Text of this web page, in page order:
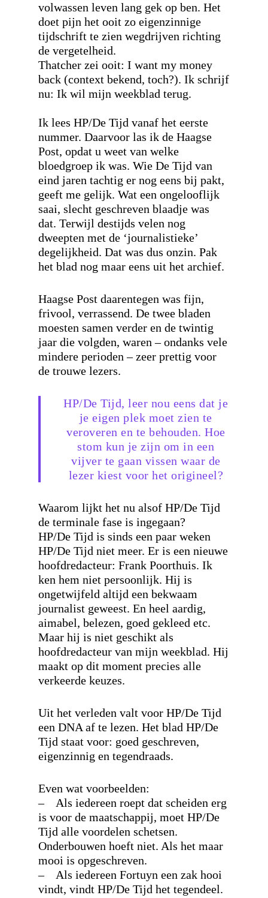
volwassen leven lang gek op ben. Het
doet pijn het ooit zo eigenzinnige
tijdschrift te zien wegdrijven richting
de vergetelheid.
Thatcher zei ooit: I want my money
back (context bekend, toch?). Ik schrijf
nu: Ik wil mijn weekblad terug.
Ik lees HP/De Tijd vanaf het eerste
nummer. Daarvoor las ik de Haagse
Post, opdat u weet van welke
bloedgroep ik was. Wie De Tijd van
eind jaren tachtig er nog eens bij pakt,
geeft me gelijk. Wat een ongelooflijk
saai, slecht geschreven blaadje was
dat. Terwijl destijds velen nog
dweepten met de ‘journalistieke’
degelijkheid. Dat was dus onzin. Pak
het blad nog maar eens uit het archief.
Haagse Post daarentegen was fijn,
frivool, verrassend. De twee bladen
moesten samen verder en de twintig
jaar die volgden, waren – ondanks vele
mindere perioden – zeer prettig voor
de trouwe lezers.
HP/De Tijd, leer nou eens dat je
je eigen plek moet zien te
veroveren en te behouden. Hoe
stom kun je zijn om in een
vijver te gaan vissen waar de
lezer kiest voor het origineel?
Waarom lijkt het nu alsof HP/De Tijd
de terminale fase is ingegaan?
HP/De Tijd is sinds een paar weken
HP/De Tijd niet meer. Er is een nieuwe
hoofdredacteur: Frank Poorthuis. Ik
ken hem niet persoonlijk. Hij is
ongetwijfeld altijd een bekwaam
journalist geweest. En heel aardig,
aimabel, belezen, goed gekleed etc.
Maar hij is niet geschikt als
hoofdredacteur van mijn weekblad. Hij
maakt op dit moment precies alle
verkeerde keuzes.
Uit het verleden valt voor HP/De Tijd
een DNA af te lezen. Het blad HP/De
Tijd staat voor: goed geschreven,
eigenzinnig en tegendraads.
Even wat voorbeelden:
– Als iedereen roept dat scheiden erg
is voor de maatschappij, moet HP/De
Tijd alle voordelen schetsen.
Onderbouwen hoeft niet. Als het maar
mooi is opgeschreven.
– Als iedereen Fortuyn een zak hooi
vindt, vindt HP/De Tijd het tegendeel.